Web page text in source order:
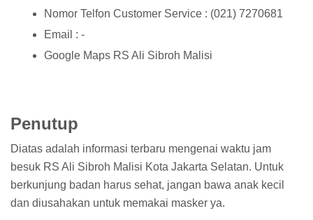
Nomor Telfon Customer Service : (021) 7270681
Email : -
Google Maps RS Ali Sibroh Malisi
Penutup
Diatas adalah informasi terbaru mengenai waktu jam
besuk RS Ali Sibroh Malisi Kota Jakarta Selatan. Untuk
berkunjung badan harus sehat, jangan bawa anak kecil
dan diusahakan untuk memakai masker ya.